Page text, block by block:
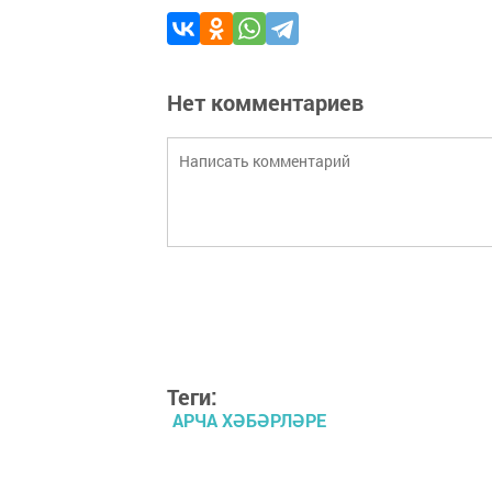
Нет комментариев
Теги:
АРЧА ХӘБӘРЛӘРЕ